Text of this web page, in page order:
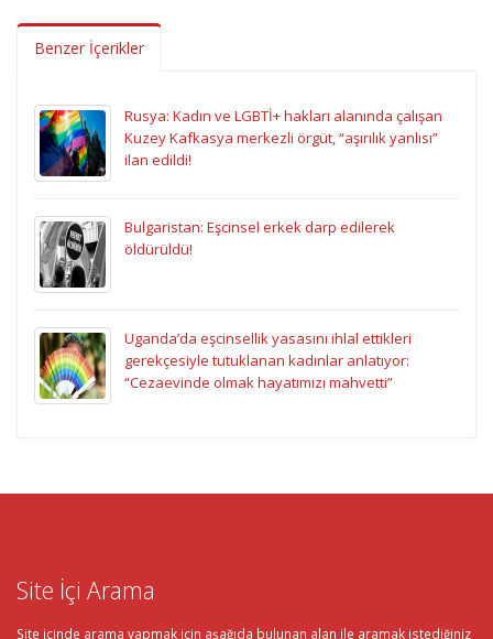
Benzer İçerikler
Rusya: Kadın ve LGBTİ+ hakları alanında çalışan
Kuzey Kafkasya merkezli örgüt, “aşırılık yanlısı”
ilan edildi!
Bulgaristan: Eşcinsel erkek darp edilerek
öldürüldü!
Uganda’da eşcinsellik yasasını ihlal ettikleri
gerekçesiyle tutuklanan kadınlar anlatıyor:
“Cezaevinde olmak hayatımızı mahvetti”
Site İçi Arama
Site içinde arama yapmak için aşağıda bulunan alan ile aramak istediğiniz